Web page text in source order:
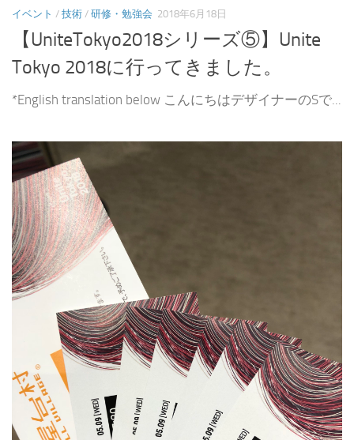
イベント / 技術 / 研修・勉強会 2018年6月18日
【UniteTokyo2018シリーズ⑤】Unite
Tokyo 2018に行ってきました。
*English translation below こんにちはデザイナーのSで...